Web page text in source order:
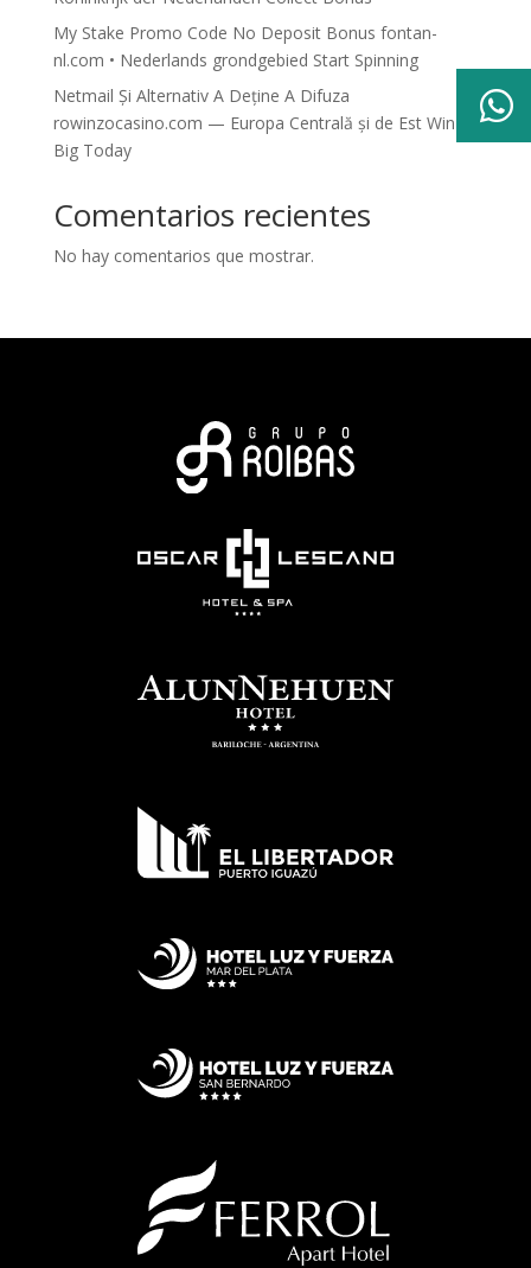
My Stake Promo Code No Deposit Bonus fontan-
nl.com • Nederlands grondgebied Start Spinning
Netmail Și Alternativ A Deține A Difuza
rowinzocasino.com — Europa Centrală și de Est Win
Big Today
Comentarios recientes
No hay comentarios que mostrar.
